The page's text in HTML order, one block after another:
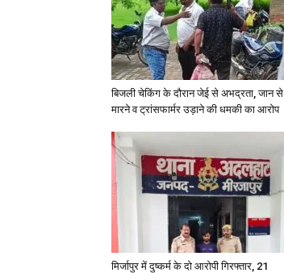
बिजली चेकिंग के दौरान जेई से अभद्रता, जान से
मारने व ट्रांसफार्मर उड़ाने की धमकी का आरोप
मिर्जापुर में दुष्कर्म के दो आरोपी गिरफ्तार, 21